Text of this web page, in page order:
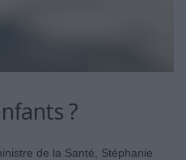
?
de la Santé, Stéphanie